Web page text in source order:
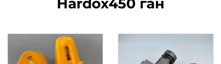
Hardox450 ган